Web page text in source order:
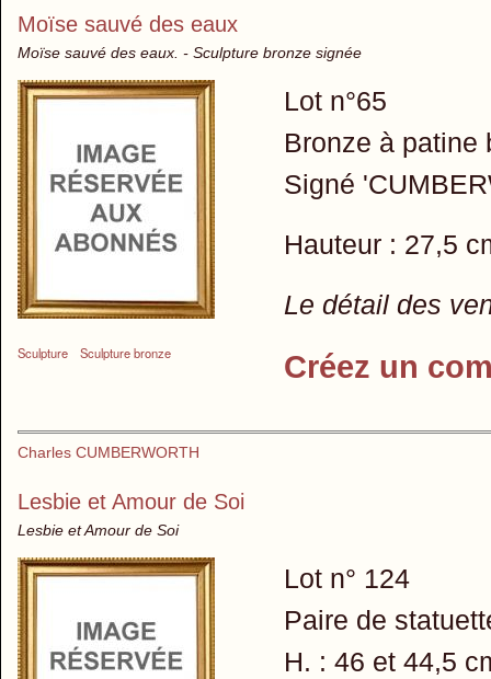
Moïse sauvé des eaux
Moïse sauvé des eaux. - Sculpture bronze signée
Sculpture Sculpture bronze
Lot n°65
Bronze à patine
Signé
Hauteur : 27,5
Le détail des
Créez un
Charles CUMBERWORTH
Lesbie et Amour de Soi
Lesbie et Amour de Soi
Lot n° 124
Paire de
H. : 46 et 44,5